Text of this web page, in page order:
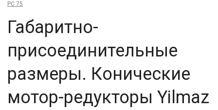
PC 75
Габаритно-
присоединительные
размеры. Конические
мотор-редукторы Yilmaz